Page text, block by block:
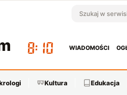
Szukaj w
08:10
WIADOMOŚCI
Kultura Edukacja